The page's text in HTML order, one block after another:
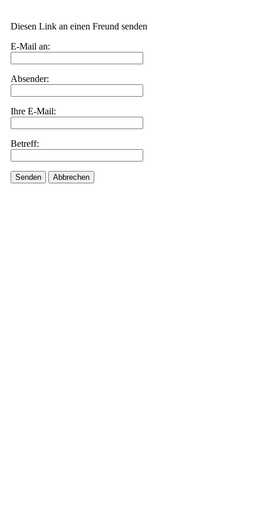
Diesen Link an einen Freund senden
E-Mail an:
Absender:
Ihre E-Mail:
Betreff:
Senden Abbrechen